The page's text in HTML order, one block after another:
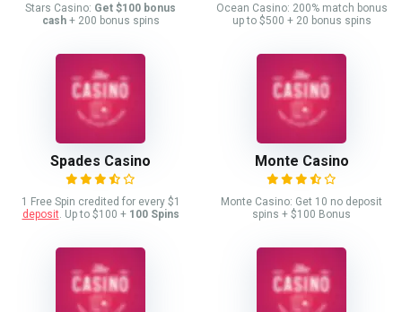
Stars Casino: Get $100 bonus
cash+ 200 bonus spins
Ocean Casino: 200% match bonus
up to $500 + 20 bonus spins
Spades Casino
1 Free Spin credited for every $1
deposit. Up to $100 + 100 Spins
Monte Casino
Monte Casino: Get 10 no deposit
spins + $100 Bonus